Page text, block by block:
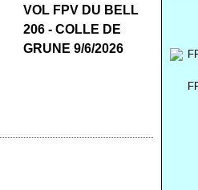
VOL FPV DU BELL
206 - COLLE DE
GRUNE 9/6/2026